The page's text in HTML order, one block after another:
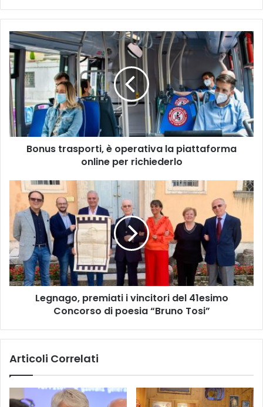
Bonus
trasporti,
è
operativa
la
piattaforma
online
per
richiederlo
Bonus trasporti, è operativa la piattaforma
online per richiederlo
Legnago,
premiati
vincitori
del
41esimo
Concorso
di
poesia
Legnago, premiati i vincitori del 41esimo
Concorso di poesia “Bruno Tosi”
Articoli Correlati